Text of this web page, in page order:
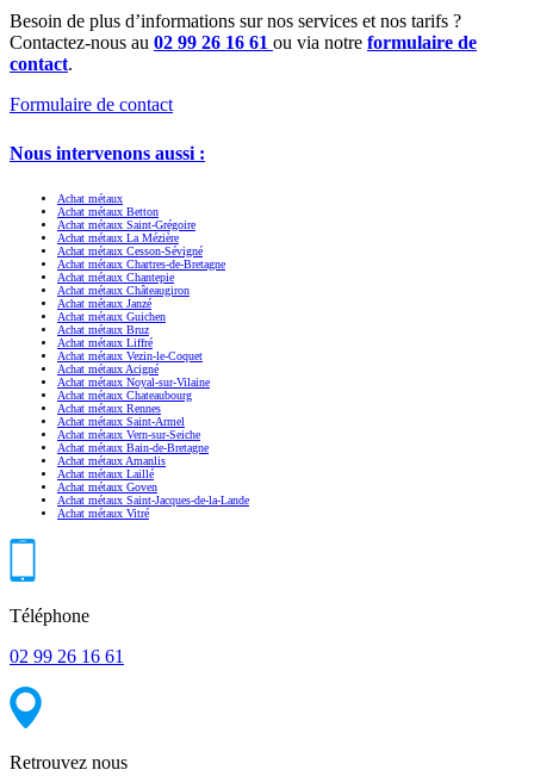
Besoin de plus d’informations sur nos services et nos tarifs ?
Contactez-nous au 02 99 26 16 61 ou via notre formulaire de
contact.
Formulaire de contact
Nous intervenons aussi :
Achat métaux
Achat métaux Betton
Achat métaux Saint-Grégoire
Achat métaux La Mézière
Achat métaux Cesson-Sévigné
Achat métaux Chartres-de-Bretagne
Achat métaux Chantepie
Achat métaux Châteaugiron
Achat métaux Janzé
Achat métaux Guichen
Achat métaux Bruz
Achat métaux Liffré
Achat métaux Vezin-le-Coquet
Achat métaux Acigné
Achat métaux Noyal-sur-Vilaine
Achat métaux Chateaubourg
Achat métaux Rennes
Achat métaux Saint-Armel
Achat métaux Vern-sur-Seiche
Achat métaux Bain-de-Bretagne
Achat métaux Amanlis
Achat métaux Laillé
Achat métaux Goven
Achat métaux Saint-Jacques-de-la-Lande
Achat métaux Vitré
Téléphone
02 99 26 16 61
Retrouvez nous